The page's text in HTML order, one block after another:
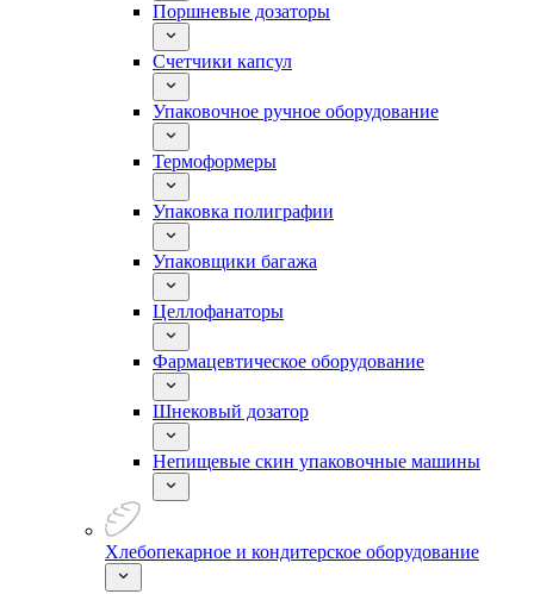
Поршневые дозаторы
Счетчики капсул
Упаковочное ручное оборудование
Термоформеры
Упаковка полиграфии
Упаковщики багажа
Целлофанаторы
Фармацевтическое оборудование
Шнековый дозатор
Непищевые скин упаковочные машины
Хлебопекарное и кондитерское оборудование